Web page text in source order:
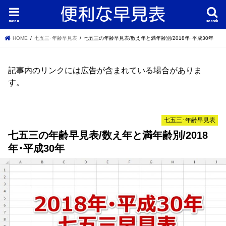
search
menu
HOME 七五三･年齢早見表 七五三の年齢早見表/数え年と満年齢別/2018年･平成30年
記事内のリンクには広告が含まれている場合がありま
す。
七五三･年齢早見表
七五三の年齢早見表/数え年と満年齢別/2018
年･平成30年